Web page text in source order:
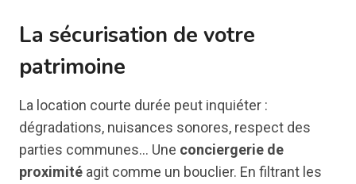
La sécurisation de votre
patrimoine
La location courte durée peut inquiéter :
dégradations, nuisances sonores, respect des
parties communes… Une conciergerie de
proximité agit comme un bouclier. En filtrant les